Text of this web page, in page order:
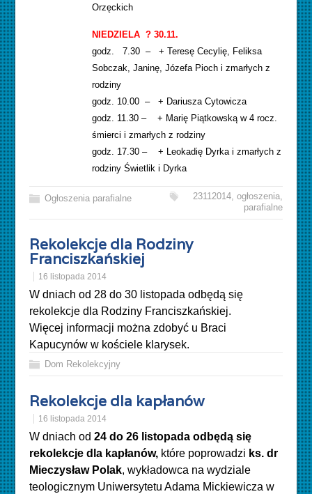
Orzęckich
NIEDZIELA ? 30.11.
godz. 7.30 – + Teresę Cecylię, Feliksa
Sobczak, Janinę, Józefa Pioch i zmarłych z
rodziny
godz. 10.00 – + Dariusza Cytowicza
godz. 11.30 – + Marię Piątkowską w 4 rocz.
śmierci i zmarłych z rodziny
godz. 17.30 – + Leokadię Dyrka i zmarłych z
rodziny Świetlik i Dyrka
Ogłoszenia parafialne 23112014, ogłoszenia,
parafialne
Rekolekcje dla Rodziny
Franciszkańskiej
16 listopada 2014
W dniach od 28 do 30 listopada odbędą się
rekolekcje dla Rodziny Franciszkańskiej.
Więcej informacji można zdobyć u Braci
Kapucynów w kościele klarysek.
Dom Rekolekcyjny
Rekolekcje dla kapłanów
16 listopada 2014
W dniach od24 do 26 listopada odbędą się
rekolekcje dla kapłanów, które poprowadzi ks. dr
Mieczysław Polak, wykładowca na wydziale
teologicznym Uniwersytetu Adama Mickiewicza w